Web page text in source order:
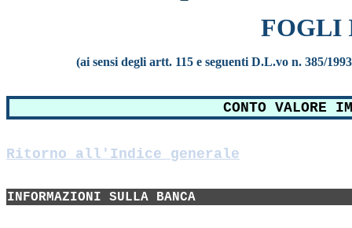
FOGLI
(ai sensi degli artt. 115 e seguenti D.L.vo n. 385/
CONTO VALORE
Ritorno all'Indice generale
INFORMAZIONI SULLA BANCA